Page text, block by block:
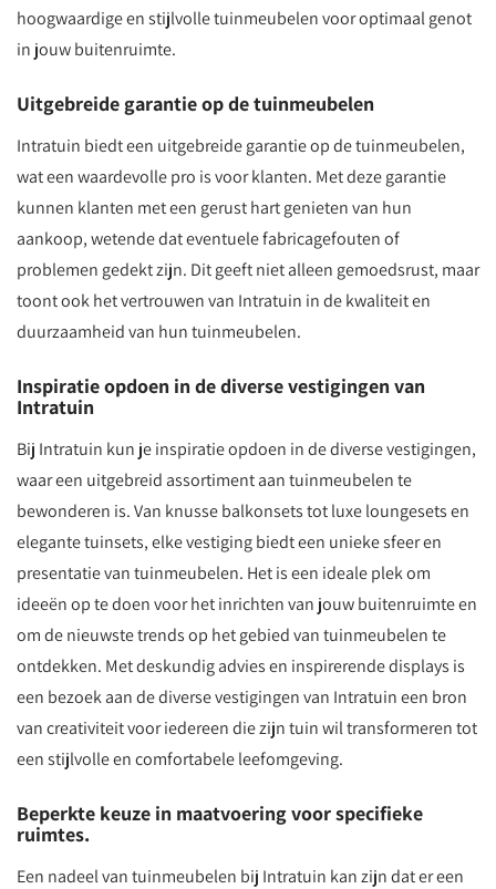
hoogwaardige en stijlvolle tuinmeubelen voor optimaal genot
in jouw buitenruimte.
Uitgebreide garantie op de tuinmeubelen
Intratuin biedt een uitgebreide garantie op de tuinmeubelen,
wat een waardevolle pro is voor klanten. Met deze garantie
kunnen klanten met een gerust hart genieten van hun
aankoop, wetende dat eventuele fabricagefouten of
problemen gedekt zijn. Dit geeft niet alleen gemoedsrust, maar
toont ook het vertrouwen van Intratuin in de kwaliteit en
duurzaamheid van hun tuinmeubelen.
Inspiratie opdoen in de diverse vestigingen van
Intratuin
Bij Intratuin kun je inspiratie opdoen in de diverse vestigingen,
waar een uitgebreid assortiment aan tuinmeubelen te
bewonderen is. Van knusse balkonsets tot luxe loungesets en
elegante tuinsets, elke vestiging biedt een unieke sfeer en
presentatie van tuinmeubelen. Het is een ideale plek om
ideeën op te doen voor het inrichten van jouw buitenruimte en
om de nieuwste trends op het gebied van tuinmeubelen te
ontdekken. Met deskundig advies en inspirerende displays is
een bezoek aan de diverse vestigingen van Intratuin een bron
van creativiteit voor iedereen die zijn tuin wil transformeren tot
een stijlvolle en comfortabele leefomgeving.
Beperkte keuze in maatvoering voor specifieke
ruimtes.
Een nadeel van tuinmeubelen bij Intratuin kan zijn dat er een